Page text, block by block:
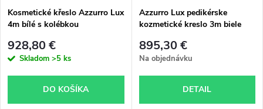
Kosmetické křeslo Azzurro Lux
4m bílé s kolébkou
928,80 €
Skladom >5 ks
DO KOŠÍKA
Azzurro Lux pedikérske
kozmetické kreslo 3m biele
895,30 €
Na objednávku
DETAIL